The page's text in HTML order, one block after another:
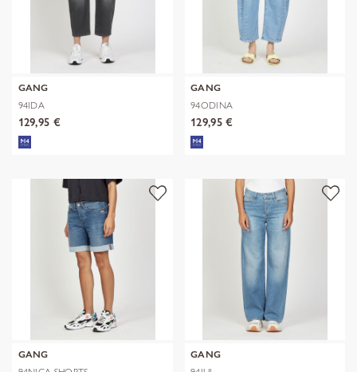
GANG
94IDA
129,95 €
GANG
94ODINA
129,95 €
GANG
GANG